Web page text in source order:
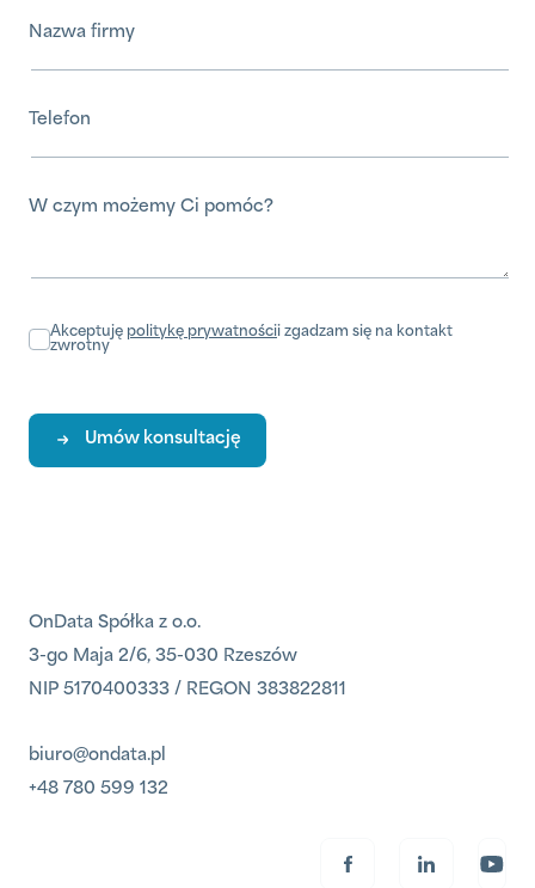
Nazwa firmy
Telefon
W czym możemy Ci pomóc?
Akceptuję politykę prywatnościi zgadzam się na kontakt
zwrotny
Umów konsultację
OnData Spółka z o.o.
3-go Maja 2/6, 35-030 Rzeszów
NIP 5170400333 / REGON 383822811
biuro@ondata.pl
+48 780 599 132